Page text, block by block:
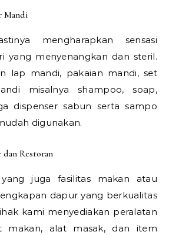
Mandi
mengharapkan sensasi
yang menyenangkan dan steril.
lap mandi, pakaian mandi, set
misalnya shampoo, soap,
dispenser sabun serta sampo
digunakan.
dan Restoran
juga fasilitas makan atau
dapur yang berkualitas
kami menyediakan peralatan
makan, alat masak, dan item